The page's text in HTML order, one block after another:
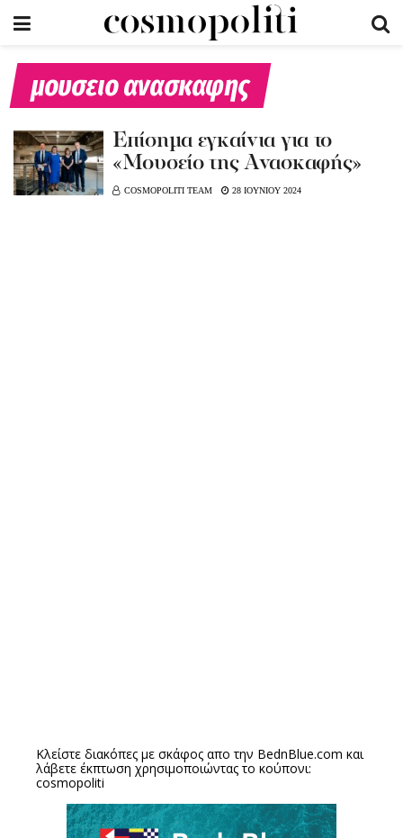
μουσειο ανασκαφης
Επίσημα εγκαίνια για το
«Μουσείο της Ανασκαφής»
COSMOPOLITI TEAM 28 ΙΟΥΝΙΟΥ 2024
Κλείστε διακόπες με σκάφος απο την BednBlue.com και
λάβετε έκπτωση χρησιμοποιώντας το κούπονι:
cosmopoliti